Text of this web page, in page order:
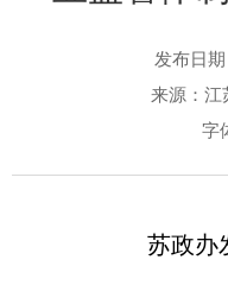
发布日
来源：江
字
苏政办